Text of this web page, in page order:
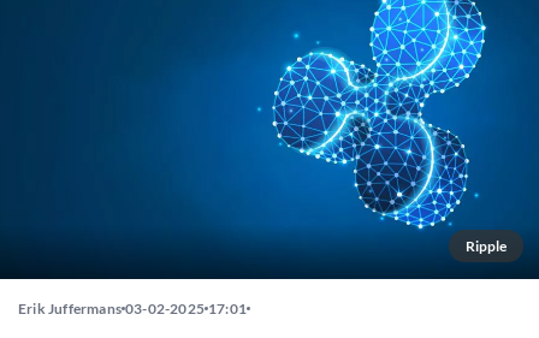
Ripple
Erik Juffermans 03-02-2025 17:01